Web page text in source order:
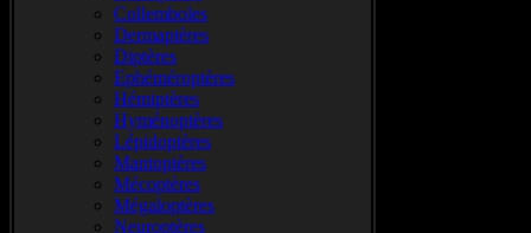
Collemboles
Dermaptères
Diptères
Ephéméroptères
Hémiptères
Hyménoptères
Lépidoptères
Mantoptères
Mécoptères
Mégaloptères
Neuroptères